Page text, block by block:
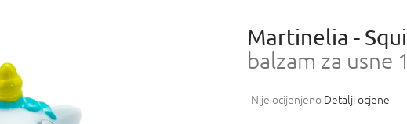
Martinelia -
balzam za usne
Prosječna
Nije ocijenjeno Detalji ocjene